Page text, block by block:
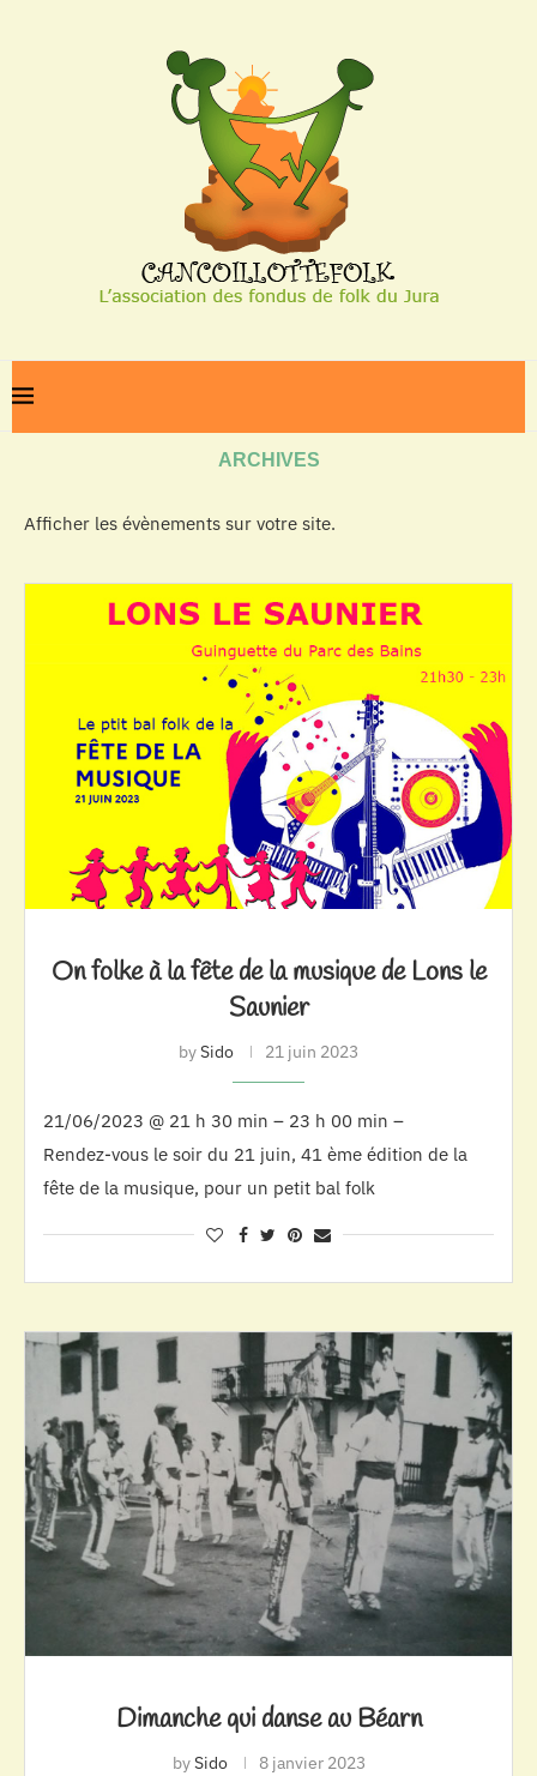
ARCHIVES
Afficher les évènements sur votre site.
On folke à la fête de la musique de Lons le
Saunier
bySido 21 juin 2023
21/06/2023 @ 21 h 30 min – 23 h 00 min –
Rendez-vous le soir du 21 juin, 41 ème édition de la
fête de la musique, pour un petit bal folk
Dimanche qui danse au Béarn
bySido 8 janvier 2023